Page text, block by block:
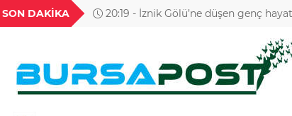
SON DAKİKA
20:19 - İznik Gölü’ne düşen genç
18,2072
TND
16,2386
BGN
28,0626